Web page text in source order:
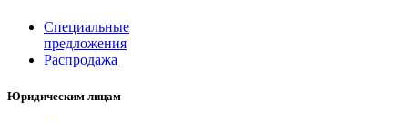
Специальные
предложения
Распродажа
Юридическим лицам